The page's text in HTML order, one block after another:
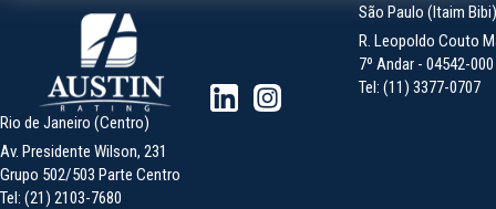
São Paulo (Itaim Bibi)
R. Leopoldo Couto
7º Andar - 04542-
Tel: (11) 3377-0707
Rio de Janeiro (Centro)
Av. Presidente Wilson, 231
Grupo 502/503 Parte Centro
Tel: (21) 2103-7680